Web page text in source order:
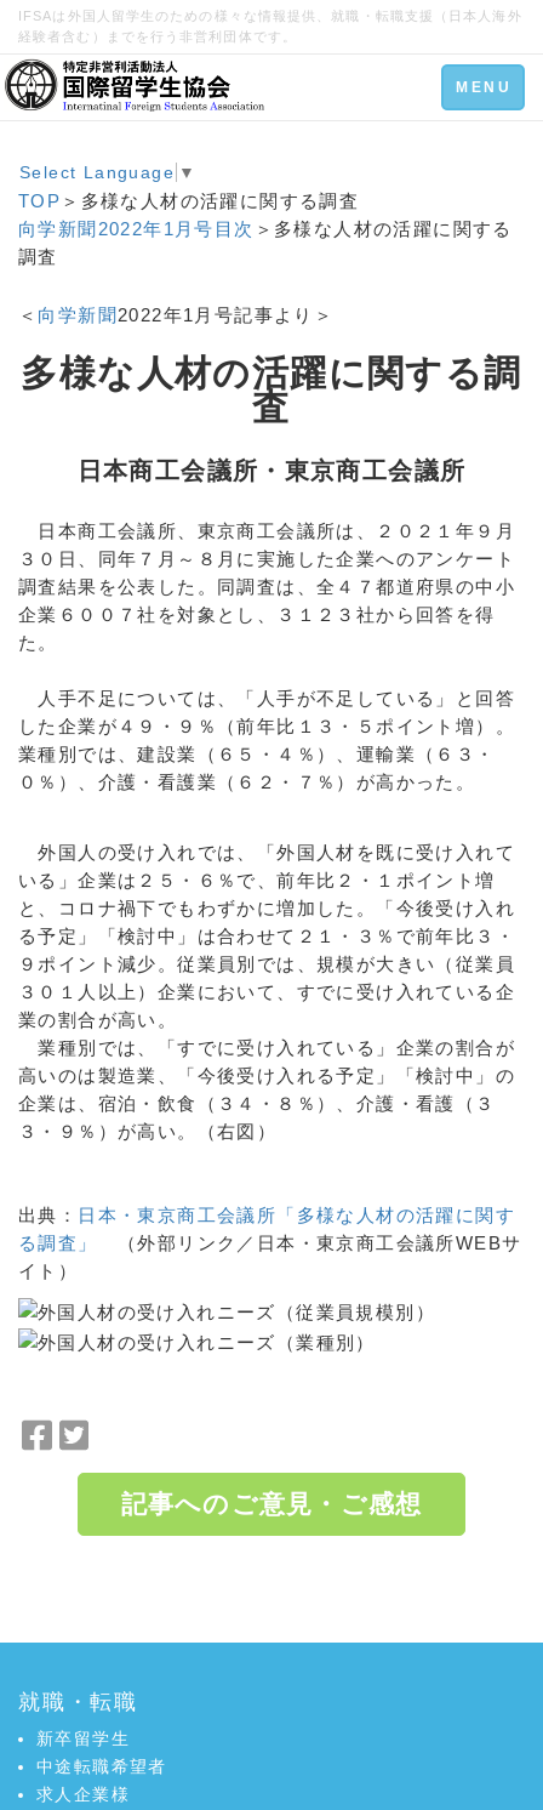
IFSAは外国人留学生のための様々な情報提供、就職・転職支援（日本人海外
経験者含む）までを行う非営利団体です。
Toggle
navigation
MENU
Select Language ▼
TOP ＞多様な人材の活躍に関する調査
向学新聞2022年1月号目次 ＞多様な人材の活躍に関する
調査
＜ 向学新聞2022年1月号記事より＞
多様な人材の活躍に関する調
査
日本商工会議所・東京商工会議所
日本商工会議所、東京商工会議所は、２０２１年９月
３０日、同年７月～８月に実施した企業へのアンケート
調査結果を公表した。同調査は、全４７都道府県の中小
企業６００７社を対象とし、３１２３社から回答を得
た。
人手不足については、「人手が不足している」と回答
した企業が４９・９％（前年比１３・５ポイント増）。
業種別では、建設業（６５・４％）、運輸業（６３・
０％）、介護・看護業（６２・７％）が高かった。
外国人の受け入れでは、「外国人材を既に受け入れて
いる」企業は２５・６％で、前年比２・１ポイント増
と、コロナ禍下でもわずかに増加した。「今後受け入れ
る予定」「検討中」は合わせて２１・３％で前年比３・
９ポイント減少。従業員別では、規模が大きい（従業員
３０１人以上）企業において、すでに受け入れている企
業の割合が高い。
業種別では、「すでに受け入れている」企業の割合が
高いのは製造業、「今後受け入れる予定」「検討中」の
企業は、宿泊・飲食（３４・８％）、介護・看護（３
３・９％）が高い。（右図）
出典： 日本・東京商工会議所「多様な人材の活躍に関す
る調査」
（外部リンク／日本・東京商工会議所WEBサ
イト）
ェ
ア
t
ア
記事へのご意見・ご感想
就職・転職
新卒留学生
中途転職希望者
求人企業様